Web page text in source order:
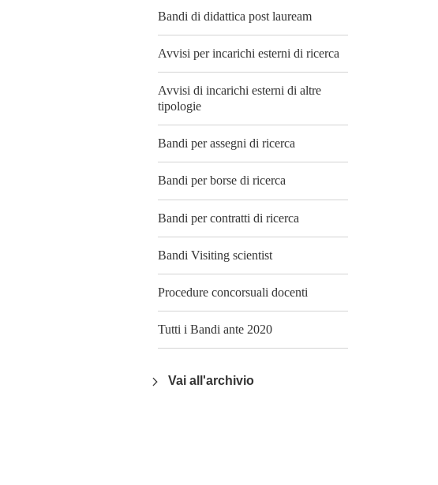
Bandi di didattica post lauream
Avvisi per incarichi esterni di ricerca
Avvisi di incarichi esterni di altre
tipologie
Bandi per assegni di ricerca
Bandi per borse di ricerca
Bandi per contratti di ricerca
Bandi Visiting scientist
Procedure concorsuali docenti
Tutti i Bandi ante 2020
Vai all'archivio